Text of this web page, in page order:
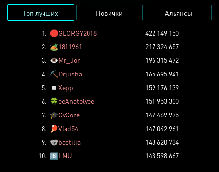
Топ лучших Новички Альянсы
1. 🛑GEORGY2018
422 149 150
2. 🏕️1811961
217 324 657
3. 👁️Mr_Jor
196 315 472
4. ⛏️ Drjusha
165 695 941
5.
◽ Xepp
159 176 139
6. 🍀eeAnatolyee
151 953 300
7. 🎓OvCore
147 469 975
8.
🏓Vlad54
147 042 961
9. 🐨bastilia
143 620 734
10. 8️⃣LMU 143 598 667